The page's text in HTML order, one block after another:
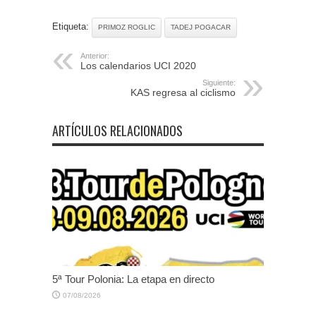
Etiqueta: PRIMOZ ROGLIC TADEJ POGACAR
Anterior:
Los calendarios UCI 2020
Siguiente:
KAS regresa al ciclismo
ARTÍCULOS RELACIONADOS
5ª Tour Polonia: La etapa en directo
07/08/2026